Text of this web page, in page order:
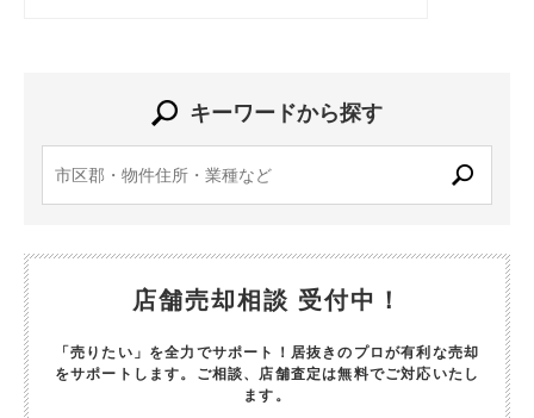
キーワードから探す
店舗売却相談 受付中！
「売りたい」を全力でサポート！居抜きのプロが有利な売却
をサポートします。 ご相談、店舗査定は無料でご対応いたし
ます。